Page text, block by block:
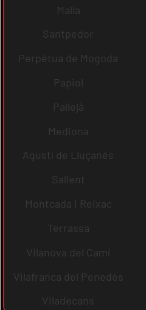
Malla
Santpedor
Perpètua de Mogoda
Papiol
Pallejà
Mediona
Agustí de Lluçanès
Sallent
Montcada i Reixac
Terrassa
Vilanova del Camí
Vilafranca del Penedès
Viladecans